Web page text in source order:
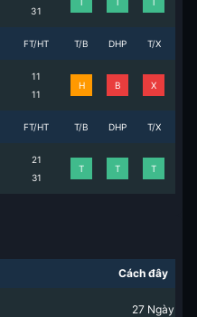
31
FT/HT T/B DHP T/X
1
1
1
1
H B X
FT/HT T/B DHP T/X
2
3
1
1
T T T
Cách đây
27 Ngày